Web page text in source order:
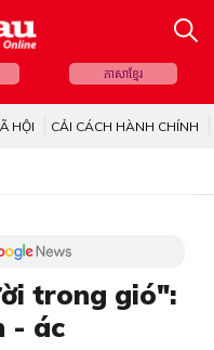
ភាសាខ្មែរ
HỘI CẢI CÁCH HÀNH CHÍNH
trong gió":
- ác